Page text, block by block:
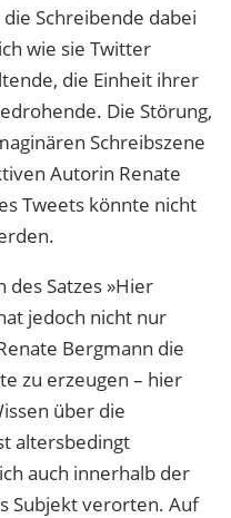
Schreibende dabei
wie sie Twitter
die Einheit ihrer
Die Störung,
Schreibszene
Autorin Renate
Tweets könnte nicht
Satzes »Hier
jedoch nicht nur
Bergmann die
zu erzeugen – hier
über die
altersbedingt
auch innerhalb der
Subjekt verorten. Auf